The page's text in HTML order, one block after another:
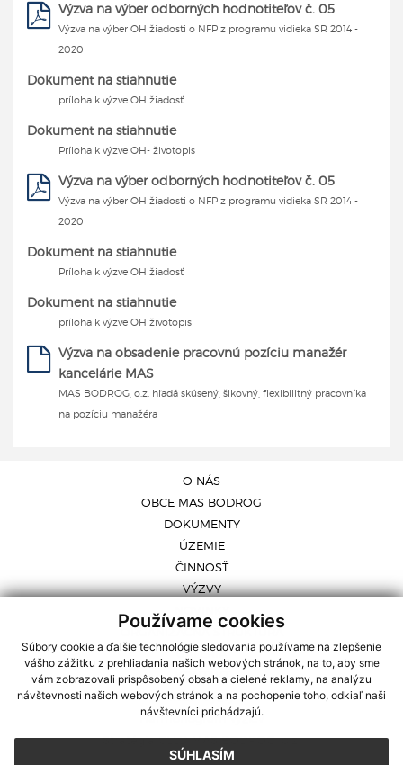
Používame cookies
Súbory cookie a ďalšie technológie sledovania používame na zlepšenie
vášho zážitku z prehliadania našich webových stránok, na to, aby sme
vám zobrazovali prispôsobený obsah a cielené reklamy, na analýzu
návštevnosti našich webových stránok a na pochopenie toho, odkiaľ naši
návštevníci prichádzajú.
SÚHLASÍM
Výzva na výber odborných hodnotiteľov č. 05
Výzva na výber OH žiadosti o NFP z programu vidieka SR 2014 -
2020
Dokument na stiahnutie
príloha k výzve OH žiadosť
Dokument na stiahnutie
Príloha k výzve OH- životopis
Výzva na výber odborných hodnotiteľov č. 05
Výzva na výber OH žiadosti o NFP z programu vidieka SR 2014 -
2020
Dokument na stiahnutie
Príloha k výzve OH žiadosť
Dokument na stiahnutie
príloha k výzve OH životopis
Výzva na obsadenie pracovnú pozíciu manažér
kancelárie MAS
MAS BODROG, o.z. hľadá skúsený, šikovný, flexibilitný pracovníka
na pozíciu manažéra
O NÁS
OBCE MAS BODROG
DOKUMENTY
ÚZEMIE
ČINNOSŤ
VÝZVY
ORGANIZAČNÁ ŠTRUKTÚRA
GALÉRIA
KONTAKT
IROP Výzvy
Harmonogram výziev
Stratégia CLLD MAS BODROG, o.z.